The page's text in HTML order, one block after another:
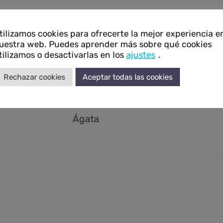
N/D
Ágata
cookies para ofrecerte la mejor experiencia
web. Puedes aprender más sobre qué cookies
o desactivarlas en los ajustes .
Rechazar cookies Aceptar todas las cookies